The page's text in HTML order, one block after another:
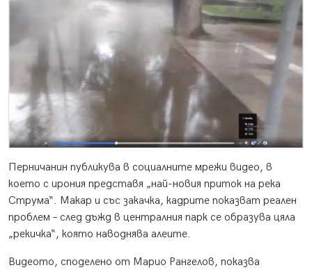
Перничанин публикува в социалните мрежи видео, в
което с ирония представя „най-новия приток на река
Струма“. Макар и със закачка, кадрите показват реален
проблем – след дъжд в централния парк се образува цяла
„рекичка“, която наводнява алеите.
Видеото, споделено от Марио Рангелов, показва